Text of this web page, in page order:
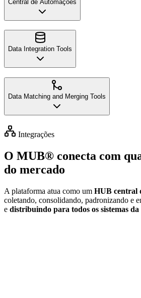
Central de Automações
Data Integration Tools
Data Matching and Merging Tools
Integrações
O MUB® conecta com
do mercado
A plataforma atua como um HUB central
coletando, consolidando, padronizando e
e distribuindo para todos os sistemas da